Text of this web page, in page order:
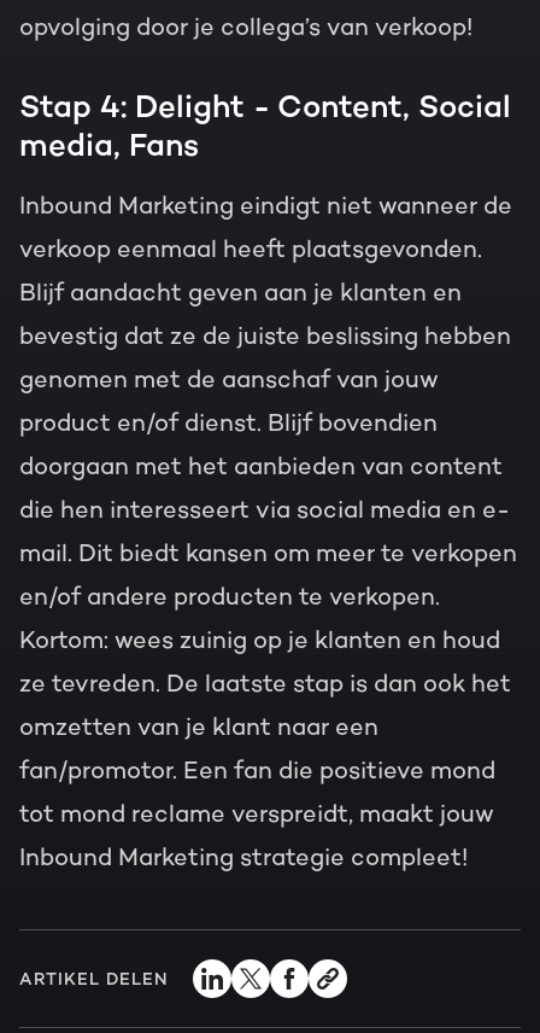
opvolging door je collega’s van verkoop!
Stap 4: Delight - Content, Social
media, Fans
Inbound Marketing eindigt niet wanneer de
verkoop eenmaal heeft plaatsgevonden.
Blijf aandacht geven aan je klanten en
bevestig dat ze de juiste beslissing hebben
genomen met de aanschaf van jouw
product en/of dienst. Blijf bovendien
doorgaan met het aanbieden van content
die hen interesseert via social media en e-
mail. Dit biedt kansen om meer te verkopen
en/of andere producten te verkopen.
Kortom: wees zuinig op je klanten en houd
ze tevreden. De laatste stap is dan ook het
omzetten van je klant naar een
fan/promotor. Een fan die positieve mond
tot mond reclame verspreidt, maakt jouw
Inbound Marketing strategie compleet!
ARTIKEL DELEN